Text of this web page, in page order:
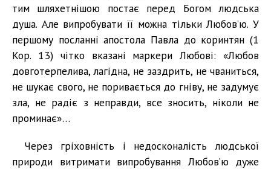
тим шляхетнішою постає перед Богом людська
душа. Але випробувати її можна тільки Любов’ю. У
першому посланні апостола Павла до коринтян (1
Кор. 13) чітко вказані маркери Любові: «Любов
довготерпелива, лагідна, не заздрить, не чваниться,
не шукає свого, не поривається до гніву, не задумує
зла, не радіє з неправди, все зносить, ніколи не
проминає»…
Через гріховність і недосконалість людської
природи витримати випробування Любов’ю дуже